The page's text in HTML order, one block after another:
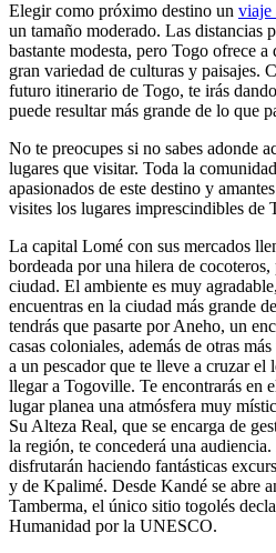
Elegir como próximo destino un viaje
un tamaño moderado. Las distancias
bastante modesta, pero Togo ofrece
gran variedad de culturas y paisajes.
futuro itinerario de Togo, te irás
puede resultar más grande de lo que
No te preocupes si no sabes adonde
lugares que visitar. Toda la
apasionados de este destino y
visites los lugares imprescindibles de
La capital Lomé con sus mercados
bordeada por una hilera de cocoteros,
ciudad. El ambiente es muy
encuentras en la ciudad más grande
tendrás que pasarte por Aneho, un
casas coloniales, además de otras
a un pescador que te lleve a cruzar el
llegar a Togoville. Te encontrarás en
lugar planea una atmósfera muy
Su Alteza Real, que se encarga de
la región, te concederá una
disfrutarán haciendo fantásticas
y de Kpalimé. Desde Kandé se abre
Tamberma, el único sitio togolés
Humanidad por la UNESCO.